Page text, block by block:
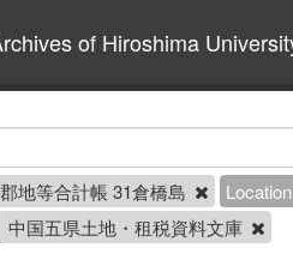
of Hiroshima
地等合計帳 31倉橋島
Location
中国五県土地・租税資料文庫